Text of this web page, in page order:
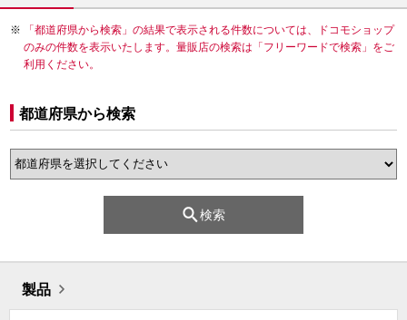
「都道府県から検索」の結果で表示される件数については、ドコモショップ
のみの件数を表示いたします。量販店の検索は「フリーワードで検索」をご
利用ください。
都道府県から検索
検索
製品